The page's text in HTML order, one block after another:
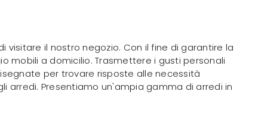
il nostro negozio. Con il fine di garantire la
mobili a domicilio. Trasmettere i gusti personali
per trovare risposte alle necessità
arredi. Presentiamo un'ampia gamma di arredi in